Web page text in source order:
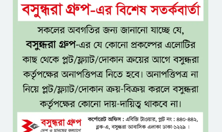
কেউ আত্মগোপনে, কেউ বিদেশে
দিল্লিতে শেখ হাসিনার সংবাদমাধ্যমে
বক্তব্যে তীব্র ক্ষোভ বাংলাদেশের
জামিনে থাকা অবস্থায় নির্বাচনী জয়,
রুখসার আহমেদকে ঘিরে বিতর্ক
টাঙ্গাইলে বাতিঘর আদর্শ পাঠাগারের